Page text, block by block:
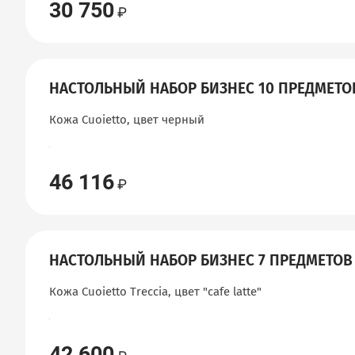
30 750
НАСТОЛЬНЫЙ НАБОР БИЗНЕС 10
Кожа Cuoietto, цвет черный
46 116
НАСТОЛЬНЫЙ НАБОР БИЗНЕС 7 ПРЕДМЕТОВ
Кожа Cuoietto Treccia, цвет "сafe latte"